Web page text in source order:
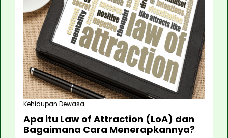
Kehidupan Dewasa
Apa itu Law of Attraction (LoA) dan
Bagaimana Cara Menerapkannya?